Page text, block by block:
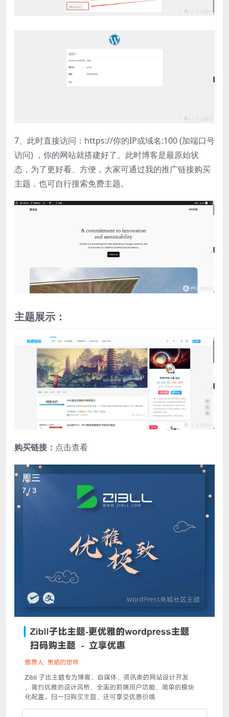
7、此时直接访问：https://你的IP或域名:100 (加端口号
访问) ，你的网站就搭建好了。此时博客是最原始状
态，为了更好看、方便，大家可通过我的推广链接购买
主题，也可自行搜索免费主题。
主题展示：
购买链接： 点击查看